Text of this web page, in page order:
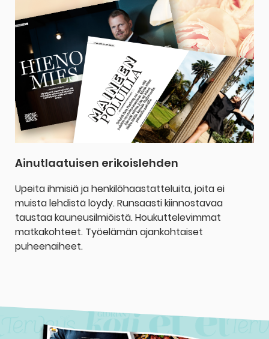
Ainutlaatuisen erikoislehden
Upeita ihmisiä ja henkilöhaastatteluita, joita ei
muista lehdistä löydy. Runsaasti kiinnostavaa
taustaa kauneusilmiöistä. Houkuttelevimmat
matkakohteet. Työelämän ajankohtaiset
puheenaiheet.